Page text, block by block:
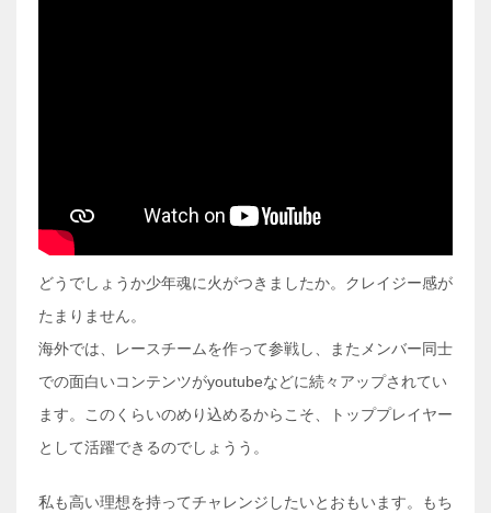
どうでしょうか少年魂に火がつきましたか。クレイジー感が
たまりません。
海外では、レースチームを作って参戦し、
またメンバー同士
での面白いコンテンツがyoutubeなどに続々アップされてい
ます。このくらいのめり込めるからこそ、
トッププレイヤー
として活躍できるのでしょうう。
私も高い理想を持ってチャレンジしたいとおもいます。
もち